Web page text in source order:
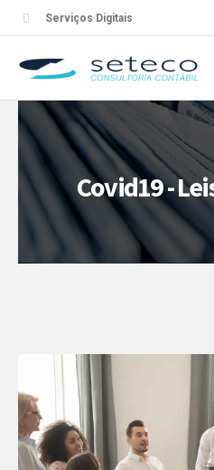
Serviços Digitais
Covid19 -